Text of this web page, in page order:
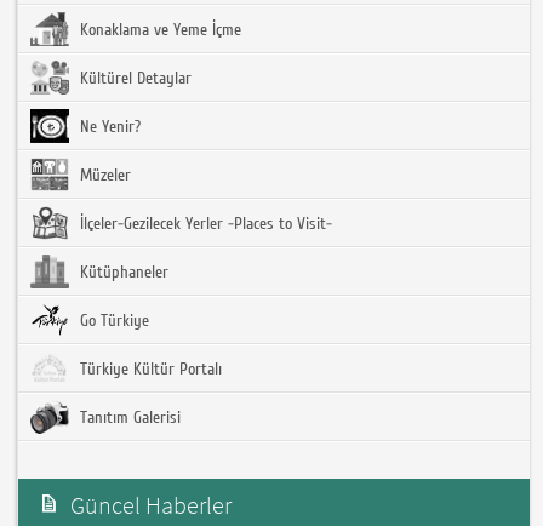
Konaklama ve Yeme İçme
Kültürel Detaylar
Ne Yenir?
Müzeler
İlçeler-Gezilecek Yerler -Places to Visit-
Kütüphaneler
Go Türkiye
Türkiye Kültür Portalı
Tanıtım Galerisi
Güncel Haberler